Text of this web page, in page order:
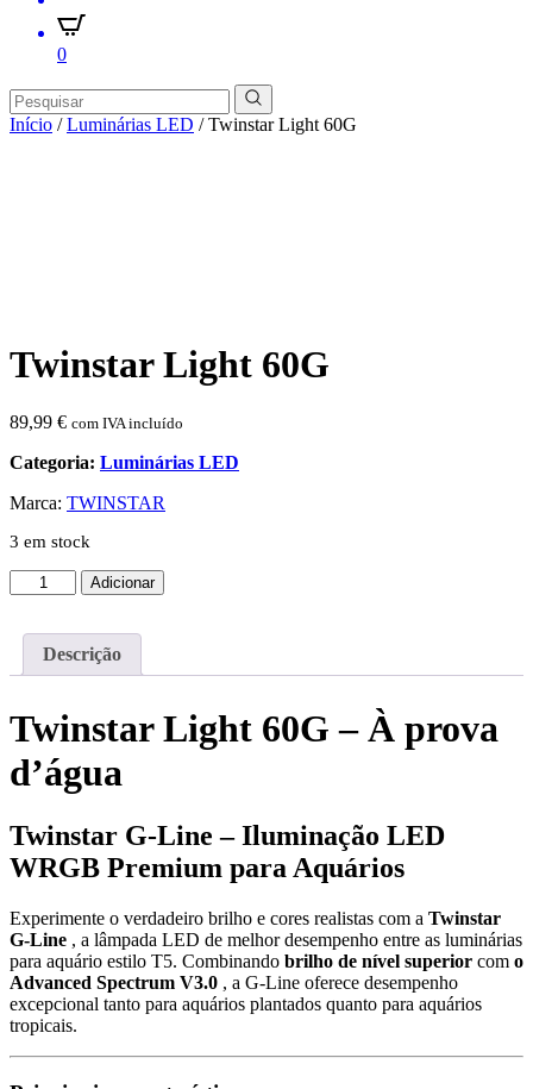
0
Início /Luminárias LED / Twinstar Light 60G
Twinstar Light 60G
89,99 € com IVA incluído
Categoria: Luminárias LED
Marca: TWINSTAR
3 em stock
Quantidade
de
Light
Adicionar
Descrição
Twinstar Light 60G – À prova
d’água
Twinstar G-Line – Iluminação LED
WRGB Premium para Aquários
Experimente o verdadeiro brilho e cores realistas com a Twinstar
G-Line , a lâmpada LED de melhor desempenho entre as luminárias
para aquário estilo T5. Combinando brilho de nível superior com o
Advanced Spectrum V3.0 , a G-Line oferece desempenho
excepcional tanto para aquários plantados quanto para aquários
tropicais.